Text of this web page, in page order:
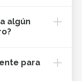
algún
para